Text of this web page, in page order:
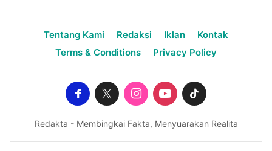
Tentang Kami Redaksi Iklan
Kontak
Terms & Conditions
Privacy Policy
Redakta - Membingkai Fakta, Menyuarakan Realita